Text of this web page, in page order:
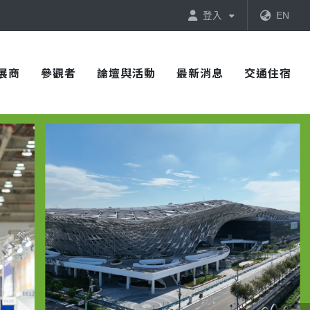
登入 EN
商 參觀者 論壇與活動 最新消息 交通住宿